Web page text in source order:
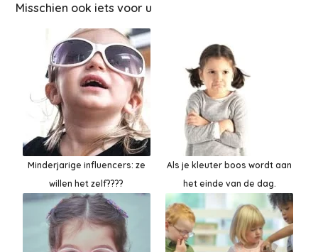
Misschien ook iets voor u
Minderjarige influencers: ze
willen het zelf????
Als je kleuter boos wordt aan
het einde van de dag.